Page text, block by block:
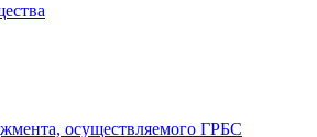
осуществляемого ГРБС